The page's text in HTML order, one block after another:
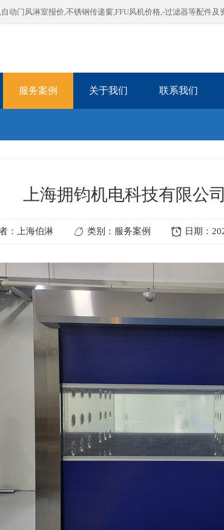
动门风淋室报价,不锈钢传递窗,FFU风机价格,-过滤器等配件及
服务案例 关于我们 联系我们
上海拥钧机电科技有限公
：上海伯淋 类别：服务案例 日期：